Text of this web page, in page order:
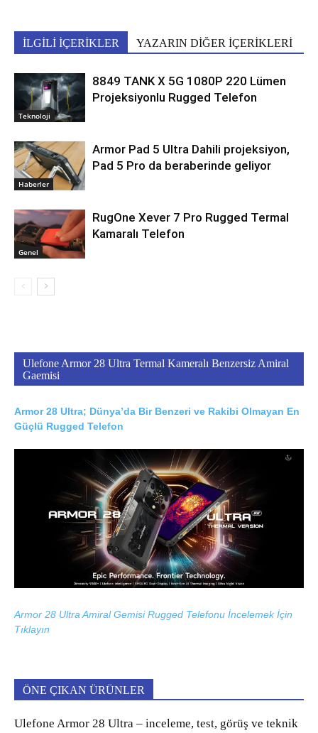
İLGİLİ İÇERİKLER YAZARIN DİĞER İÇERİKLERİ
Teknoloji
8849 TANK X 5G 1080P 220 Lümen
Projeksiyonlu Rugged Telefon
Haberler
Armor Pad 5 Ultra Dahili projeksiyon,
Pad 5 Pro da beraberinde geliyor
Genel
RugOne Xever 7 Pro Rugged Termal
Kamaralı Telefon
Ulefone Armor 28 Ultra Termal Kameralı Benzersiz Amiral
Gaemisi
Armor 28 Ultra; Dünya’da Bir Benzeri ve Rakibi Olmayan En
Güçlü Rugged Telefon
Armor 28 Ultra Amiral Gemisi Rugged Telefonu İncelemek İçin
Tıklayın
ÖNE ÇIKAN ÜRÜNLER
Ulefone Armor 28 Ultra – inceleme, test, görüş ve teknik